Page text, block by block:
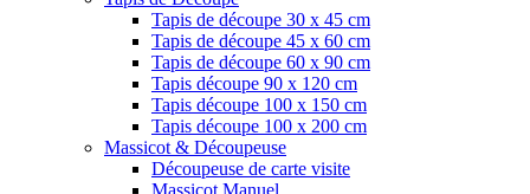
Tapis de découpe 30 x 45 cm
Tapis de découpe 45 x 60 cm
Tapis de découpe 60 x 90 cm
Tapis découpe 90 x 120 cm
Tapis découpe 100 x 150 cm
Tapis découpe 100 x 200 cm
Massicot & Découpeuse
Découpeuse de carte visite